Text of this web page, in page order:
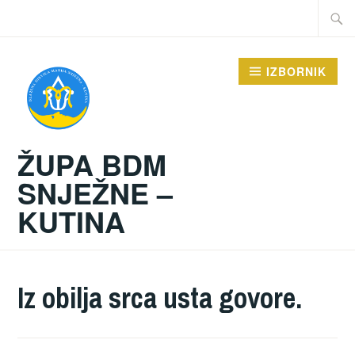
Traži:
ŽUPA BDM
SNJEŽNE –
KUTINA
IZBORNIK
Iz obilja srca usta govore.